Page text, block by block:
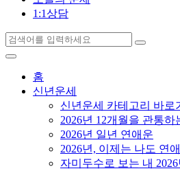
1:1상담
홈
신년운세
신년운세 카테고리 바로
2026년 12개월을 관통하
2026년 일년 연애운
2026년, 이제는 나도 연
자미두수로 보는 내 2026